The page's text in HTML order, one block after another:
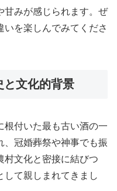
甘みが感じられます。ぜ
を楽しんでみてくださ
と文化的背景
根付いた最も古い酒の一
、冠婚葬祭や神事でも振
村文化と密接に結びつ
して親しまれてきまし